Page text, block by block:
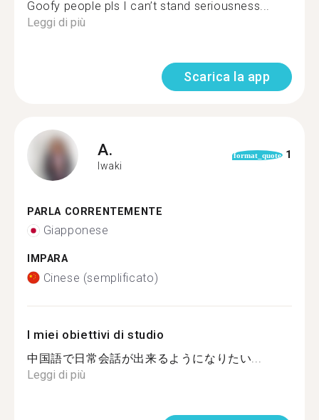
Goofy people pls I can’t stand seriousness...
Leggi di più
Scarica la app
A.
Iwaki
format_quote 1
PARLA CORRENTEMENTE
Giapponese
IMPARA
Cinese (semplificato)
I miei obiettivi di studio
中国語で日常会話が出来るようになりたい...
Leggi di più